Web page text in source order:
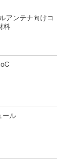
アンテナ向けコ
料
ール